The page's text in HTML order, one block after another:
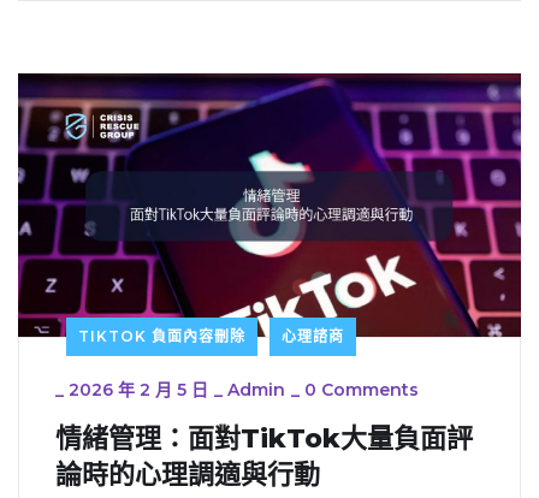
TIKTOK 負面內容刪除 心理諮商
_ 2026 年 2 月 5 日 _ Admin _ 0 Comments
情緒管理：面對TikTok大量負面評
論時的心理調適與行動